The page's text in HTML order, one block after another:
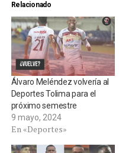
Relacionado
Álvaro Meléndez volvería al
Deportes Tolima para el
próximo semestre
9 mayo, 2024
En «Deportes»